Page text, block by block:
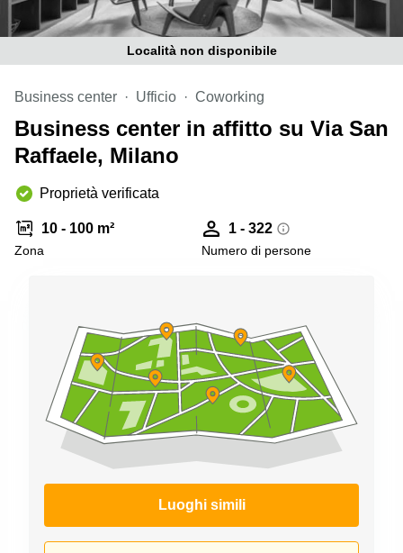
Coworking
Cagliari
Coworking
Brescia
Affitto
Centers
a
Treviso
Affitto
Milano
Affitto
Meeting
Firenze
Coworking
in affitto su
Località non disponibile
Business center Ufficio Coworking
Business center in affitto su Via San
Raffaele, Milano
Proprietà verificata
10 - 100 m²
Zona
1 - 322
Numero di persone
Luoghi simili